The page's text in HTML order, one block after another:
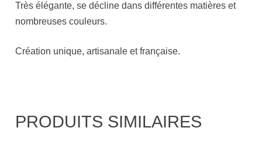
Très élégante, se décline dans différentes matières et
nombreuses couleurs.
Création unique, artisanale et française.
PRODUITS SIMILAIRES